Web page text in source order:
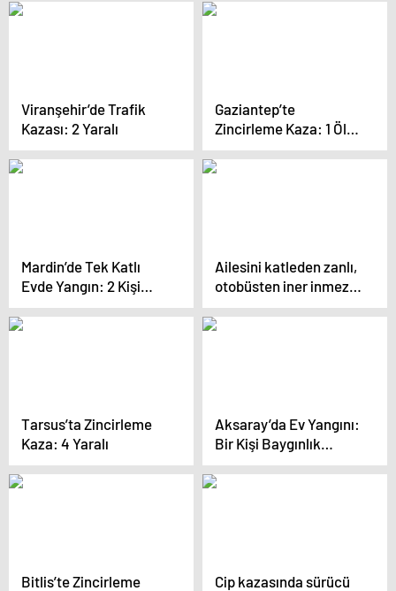
Eşyası Çalan Çeteye
Viranşehir’de Trafik
Kazası: 2 Yaralı
Gaziantep’te
Zincirleme Kaza: 1 Ölü,
19 Yaralı
Mardin’de Tek Katlı
Evde Yangın: 2 Kişi
Hastaneye Kaldırıldı
Ailesini katleden zanlı,
otobüsten iner inmez
yakalandı
Tarsus’ta Zincirleme
Kaza: 4 Yaralı
Aksaray’da Ev Yangını:
Bir Kişi Baygınlık
Geçirdi
Bitlis’te Zincirleme
Cip kazasında sürücü